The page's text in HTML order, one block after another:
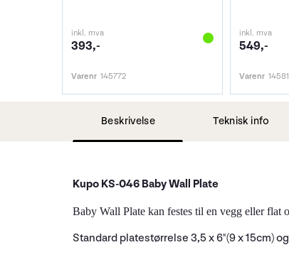
inkl. mva
393,-
Varenr 145772
inkl. mva
549,-
Varenr
Beskrivelse Teknisk info
Kupo KS-046 Baby Wall Plate
Baby Wall Plate kan festes til en vegg eller flat
Standard platestørrelse 3,5 x 6"(9 x 15cm)